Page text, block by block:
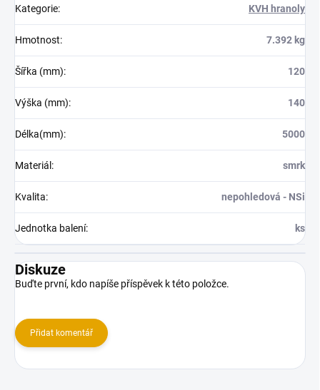
Kategorie: KVH hranoly
Hmotnost: 7.392 kg
Šířka (mm): 120
Výška (mm): 140
Délka(mm): 5000
Materiál : smrk
Kvalita: nepohledová - NSi
Jednotka balení: ks
Diskuze
Buďte první, kdo napíše příspěvek k této položce.
Přidat komentář